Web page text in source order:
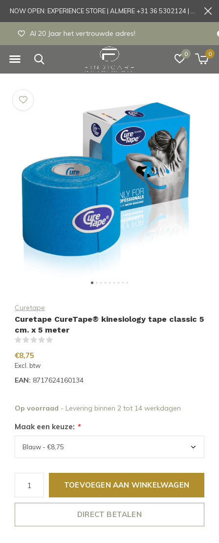
0 0
Experience store Almere / Tönisvorst / Mortsel
Curetape
Curetape CureTape® kinesiology tape classic 5
cm. x 5 meter
€8,75
Excl. btw
EAN: 8717624160134
Op voorraad - Levering binnen 2 tot 14 werkdagen
Maak een keuze: *
TOEVOEGEN AAN WINKELWAGEN
DIRECT BETALEN